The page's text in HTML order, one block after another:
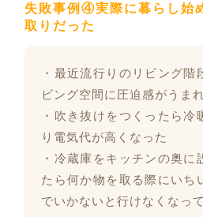
失敗事例④実際に暮らし始
取りだった
・最近流行りのリビング階
ビング空間に圧迫感がうま
・吹き抜けをつくったら冷
り電気代が高くなった
・冷蔵庫をキッチンの奥に
たら何か物を取る際にいち
でいかないと行けなくなっ